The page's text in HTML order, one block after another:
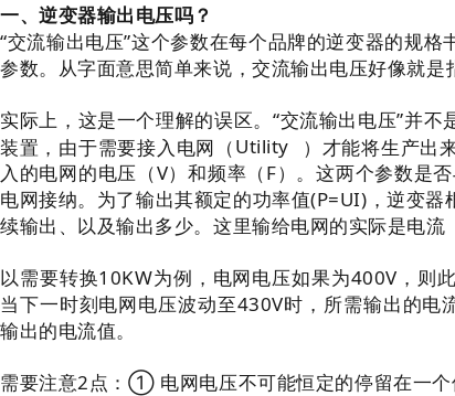
一、逆变器输出电压吗？
“交流输出电压”这个参数在每个品牌的逆变器的规
参数。从字面意思简单来说，交流输出电压好像就是
实际上，这是一个理解的误区。“交流输出电压”并
装置，由于需要接入电网（Utility
）才能将生产出
入的电网的电压（V）和频率（F）。这两个参数是
电网接纳。为了输出其额定的功率值(P=UI)，逆变
续输出、以及输出多少。这里输给电网的实际是电
以需要转换10KW为例，电网电压如果为400V，则
当下一时刻电网电压波动至430V时，所需输出的
输出的电流值。
需要注意2点：① 电网电压不可能恒定的停留在一